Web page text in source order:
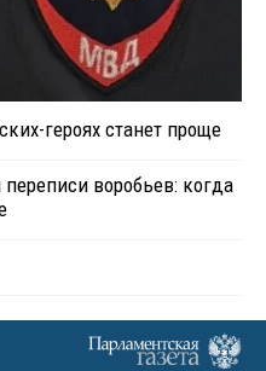
героях станет проще
воробьев: когда